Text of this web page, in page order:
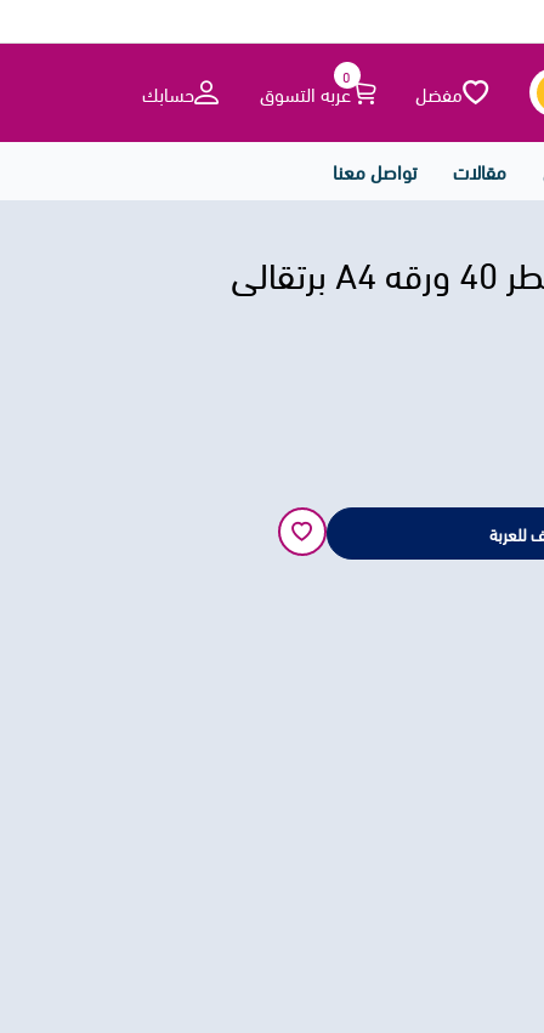
مفضل عربه التسوق
0 حسابك
مقالات تواصل معنا
للعربة